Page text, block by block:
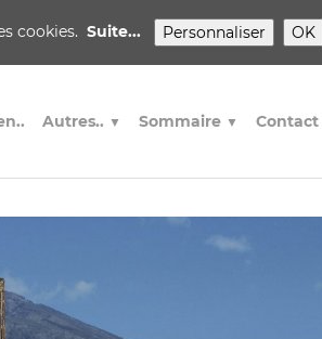
cookies. Suite... Personnaliser OK
Autres.. ▼ Sommaire ▼ Contact